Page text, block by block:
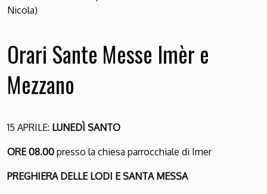
Nicola)
Orari Sante Messe Imèr e
Mezzano
15 APRILE: LUNEDÌ SANTO
ORE 08.00 presso la chiesa parrocchiale di Imer
PREGHIERA DELLE LODI E SANTA MESSA